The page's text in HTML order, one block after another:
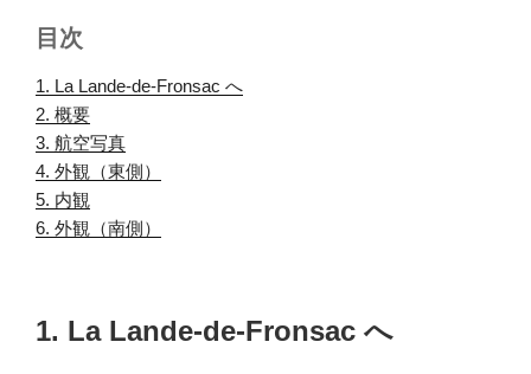
目次
1. La Lande-de-Fronsac へ
2. 概要
3. 航空写真
4. 外観（東側）
5. 内観
6. 外観（南側）
1. La Lande-de-Fronsac へ